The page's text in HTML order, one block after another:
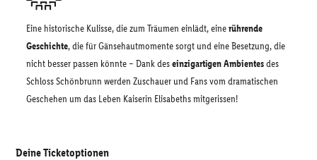
Eine historische Kulisse, die zum Träumen einlädt, einerührende
Geschichte, die für Gänsehautmomente sorgt und eine Besetzung, die
nicht besser passen könnte – Dank deseinzigartigen Ambientesdes
Schloss Schönbrunn werden Zuschauer und Fans vom dramatischen
Geschehen um das Leben Kaiserin Elisabeths mitgerissen!
Deine Ticketoptionen